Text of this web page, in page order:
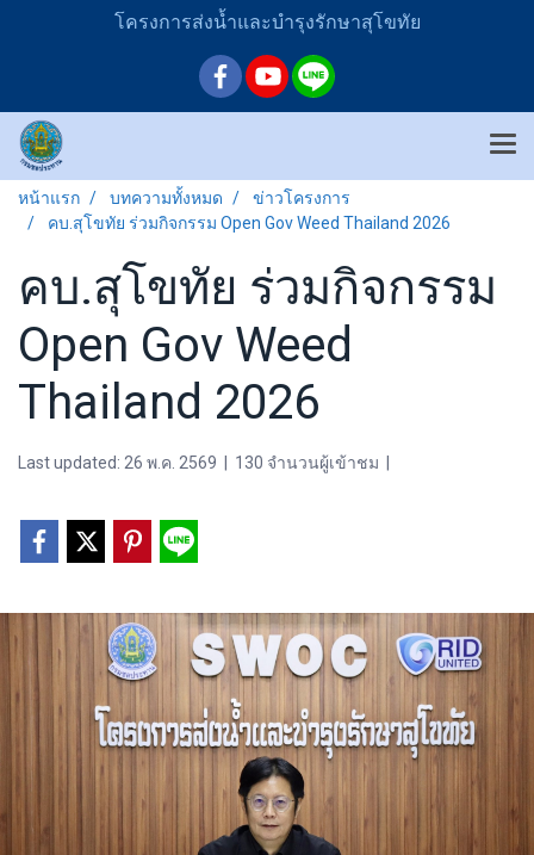
โครงการส่งน้ำและบำรุงรักษาสุโขทัย
หน้าแรก บทความทั้งหมด
ข่าวโครงการ
คบ.สุโขทัย ร่วมกิจกรรม Open Gov Weed Thailand 2026
คบ.สุโขทัย ร่วมกิจกรรม
Open Gov Weed
Thailand 2026
Last updated: 26 พ.ค. 2569 130 จำนวนผู้เข้าชม